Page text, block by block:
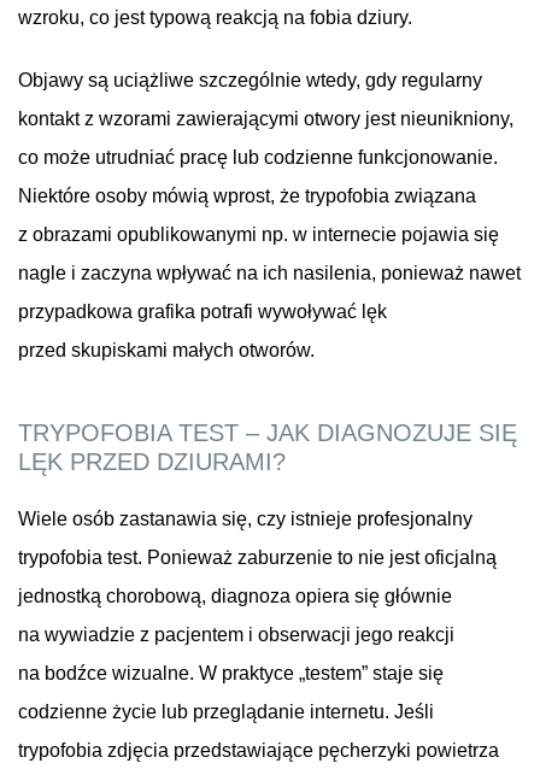
wzroku, co jest typową reakcją na fobia dziury.
Objawy są uciążliwe szczególnie wtedy, gdy regularny
kontakt z wzorami zawierającymi otwory jest nieunikniony,
co może utrudniać pracę lub codzienne funkcjonowanie.
Niektóre osoby mówią wprost, że trypofobia związana
z obrazami opublikowanymi np. w internecie pojawia się
nagle i zaczyna wpływać na ich nasilenia, ponieważ nawet
przypadkowa grafika potrafi wywoływać lęk
przed skupiskami małych otworów.
TRYPOFOBIA TEST – JAK DIAGNOZUJE SIĘ
LĘK PRZED DZIURAMI?
Wiele osób zastanawia się, czy istnieje profesjonalny
trypofobia test. Ponieważ zaburzenie to nie jest oficjalną
jednostką chorobową, diagnoza opiera się głównie
na wywiadzie z pacjentem i obserwacji jego reakcji
na bodźce wizualne. W praktyce „testem” staje się
codzienne życie lub przeglądanie internetu. Jeśli
trypofobia zdjęcia przedstawiające pęcherzyki powietrza